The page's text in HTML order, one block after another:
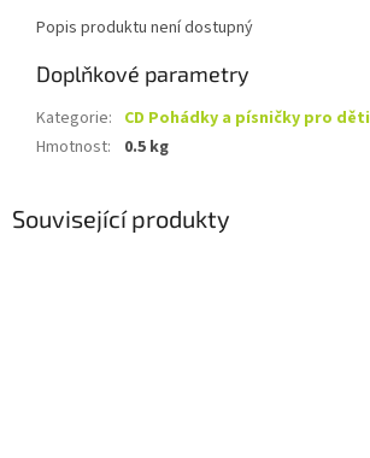
Popis produktu není dostupný
Doplňkové parametry
Kategorie: CD Pohádky a písničky pro děti
Hmotnost: 0.5 kg
Související produkty